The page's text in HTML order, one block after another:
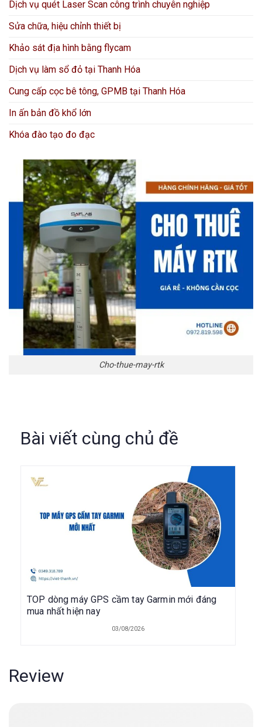
Dịch vụ quét Laser Scan công trình chuyên nghiệp
Sửa chữa, hiệu chỉnh thiết bị
Khảo sát địa hình bằng flycam
Dịch vụ làm sổ đỏ tại Thanh Hóa
Cung cấp cọc bê tông, GPMB tại Thanh Hóa
In ấn bản đồ khổ lớn
Khóa đào tạo đo đạc
Cho-thue-may-rtk
Bài viết cùng chủ đề
TOP dòng máy GPS cầm tay Garmin mới đáng
mua nhất hiện nay
03/08/2026
Review